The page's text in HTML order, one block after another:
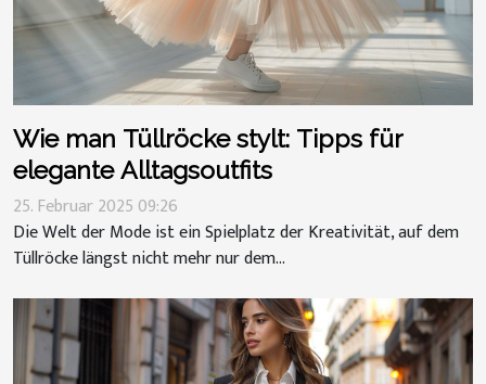
Wie man Tüllröcke stylt: Tipps für
elegante Alltagsoutfits
25. Februar 2025 09:26
Die Welt der Mode ist ein Spielplatz der Kreativität, auf dem
Tüllröcke längst nicht mehr nur dem...